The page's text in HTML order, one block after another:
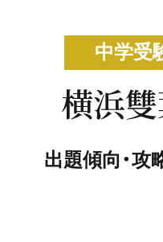
中学受
横浜
出題傾向・攻